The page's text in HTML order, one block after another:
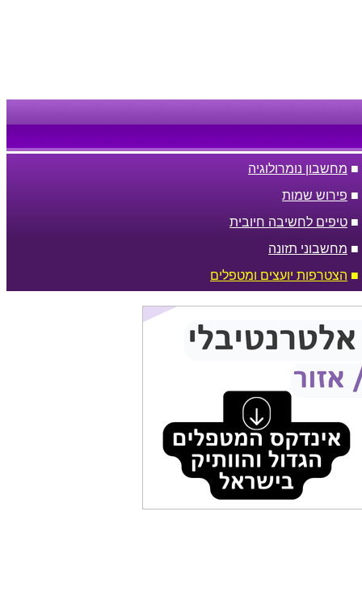
■ מחשבון נומרולוגיה
■ פירוש שמות
■ טיפים לחשיבה חיובית
■ מחשבוני תזונה
■ הצטרפות יועצים ומטפלים